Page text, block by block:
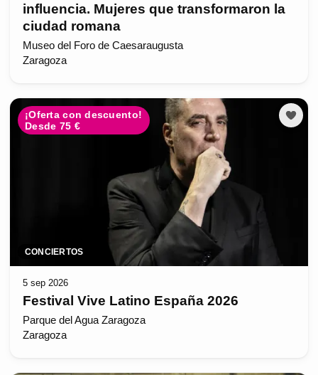
influencia. Mujeres que transformaron la
ciudad romana
Museo del Foro de Caesaraugusta
Zaragoza
¡Oferta con descuento!
Desde 75 €
CONCIERTOS
5 sep 2026
Festival Vive Latino España 2026
Parque del Agua Zaragoza
Zaragoza